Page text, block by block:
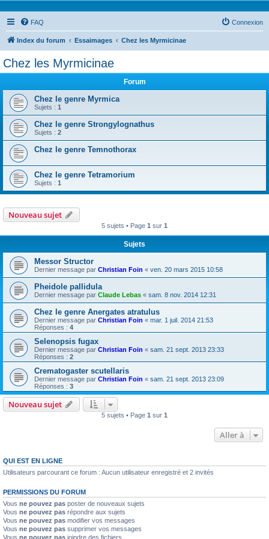
FAQ Connexion
Index du forum Essaimages Chez les Myrmicinae
Chez les Myrmicinae
Forum
Chez le genre Myrmica
Sujets : 1
Chez le genre Strongylognathus
Sujets : 2
Chez le genre Temnothorax
Chez le genre Tetramorium
Sujets : 1
Nouveau sujet
5 sujets • Page 1 sur 1
Sujets
Messor Structor
Dernier message par Christian Foin « ven. 20 mars 2015 10:58
Pheidole pallidula
Dernier message par Claude Lebas « sam. 8 nov. 2014 12:31
Chez le genre Anergates atratulus
Dernier message par Christian Foin « mar. 1 juil. 2014 21:53
Réponses : 4
Selenopsis fugax
Dernier message par Christian Foin « sam. 21 sept. 2013 23:33
Réponses : 2
Crematogaster scutellaris
Dernier message par Christian Foin « sam. 21 sept. 2013 23:09
Réponses : 3
Nouveau sujet
5 sujets • Page 1 sur 1
Aller à
QUI EST EN LIGNE
Utilisateurs parcourant ce forum : Aucun utilisateur enregistré et 2 invités
PERMISSIONS DU FORUM
Vous ne pouvez pas poster de nouveaux sujets
Vous ne pouvez pas répondre aux sujets
Vous ne pouvez pas modifier vos messages
Vous ne pouvez pas supprimer vos messages
Vous ne pouvez pas joindre des fichiers